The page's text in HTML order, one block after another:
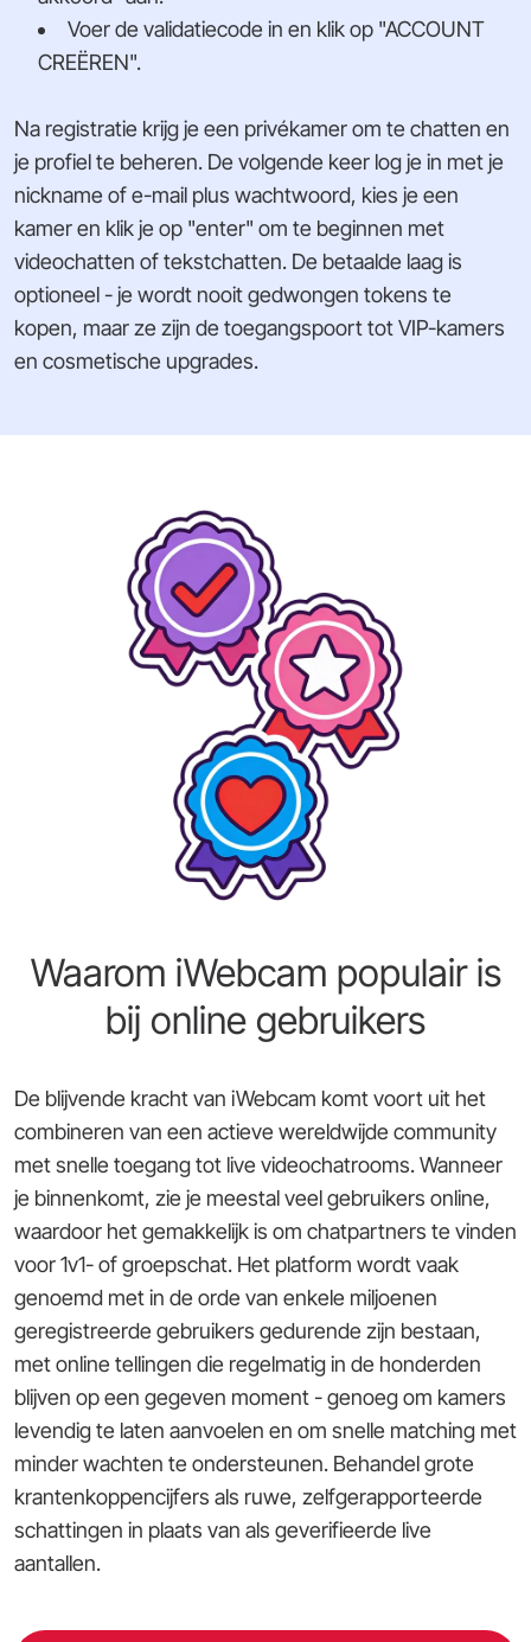
Voer de validatiecode in en klik op "ACCOUNT
CREËREN".
Na registratie krijg je een privékamer om te chatten en
je profiel te beheren. De volgende keer log je in met je
nickname of e-mail plus wachtwoord, kies je een
kamer en klik je op "enter" om te beginnen met
videochatten of tekstchatten. De betaalde laag is
optioneel - je wordt nooit gedwongen tokens te
kopen, maar ze zijn de toegangspoort tot VIP-kamers
en cosmetische upgrades.
Waarom iWebcam populair is
bij online gebruikers
De blijvende kracht van iWebcam komt voort uit het
combineren van een actieve wereldwijde community
met snelle toegang tot live videochatrooms. Wanneer
je binnenkomt, zie je meestal veel gebruikers online,
waardoor het gemakkelijk is om chatpartners te vinden
voor 1v1- of groepschat. Het platform wordt vaak
genoemd met in de orde van enkele miljoenen
geregistreerde gebruikers gedurende zijn bestaan,
met online tellingen die regelmatig in de honderden
blijven op een gegeven moment - genoeg om kamers
levendig te laten aanvoelen en om snelle matching met
minder wachten te ondersteunen. Behandel grote
krantenkoppencijfers als ruwe, zelfgerapporteerde
schattingen in plaats van als geverifieerde live
aantallen.